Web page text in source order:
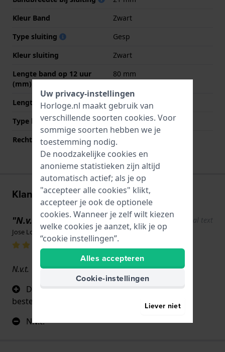
Kleur Band
Zwart
Type sluiting
Gesp
Kleur sluiting
Zwart
Lengte band op 12 uur
(mm)
80 mm
Lengte band op 6 uur (mm)
120 mm
Type bevestiging
Bandpennen
Rechte bandaanzet
Nee
Klantenreviews
"N.v.t." Show original text
Jose Lopes · 29 juni 2026
N.v.t.
De horlogeband komt overeen met de
bestelling.
N.v.t.
Uw privacy-instellingen
Horloge.nl maakt gebruik van
verschillende soorten cookies. Voor
sommige soorten hebben we je
toestemming nodig.
De noodzakelijke cookies en
anonieme statistieken zijn altijd
automatisch actief; als je op
"accepteer alle cookies" klikt,
accepteer je ook de optionele
cookies. Wanneer je zelf wilt kiezen
welke cookies je aanzet, klik je op
“cookie instellingen”.
Alles accepteren
Cookie-instellingen
Liever niet